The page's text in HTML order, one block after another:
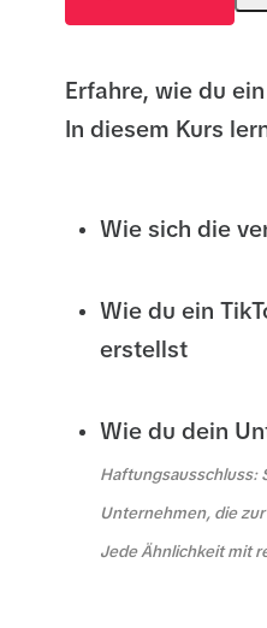
Erfahre, wie du
In diesem Kurs
Wie sich die
Wie du ein
erstellst
Wie du dein
Haftungsausschluss:
Unternehmen, die
Jede Ähnlichkeit mit